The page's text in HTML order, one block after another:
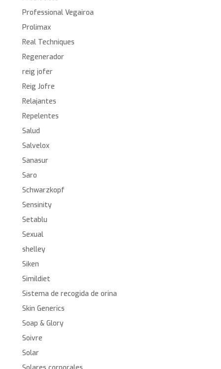
Professional Vegairoa
Prolimax
Real Techniques
Regenerador
reig jofer
Reig Jofre
Relajantes
Repelentes
Salud
Salvelox
Sanasur
Saro
Schwarzkopf
Sensinity
Setablu
Sexual
shelley
Siken
Simildiet
Sistema de recogida de orina
Skin Generics
Soap & Glory
Soivre
Solar